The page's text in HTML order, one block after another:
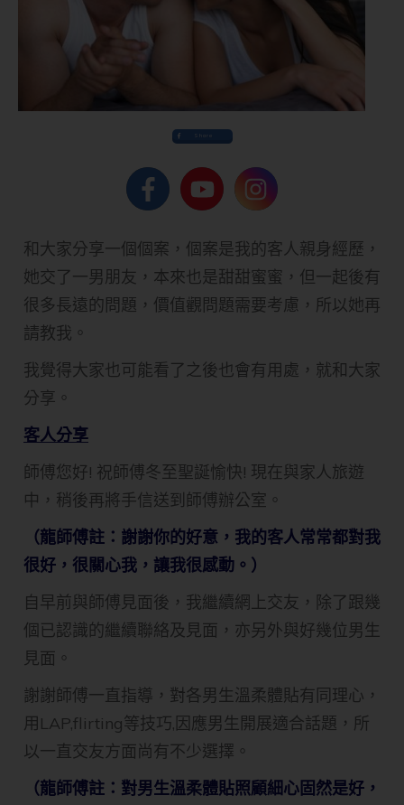
Share
和大家分享一個個案，個案是我的客人親身經歷，
她交了一男朋友，本來也是甜甜蜜蜜，但一起後有
很多長遠的問題，價值觀問題需要考慮，所以她再
請教我。
我覺得大家也可能看了之後也會有用處，就和大家
分享。
客人分享
​師傅您好! 祝師傅冬至聖誕愉快! 現在與家人旅遊
中，稍後再將手信送到師傅辦公室。
（龍師傅註：謝謝你的好意，我的客人常常都對我
很好，很關心我，讓我很感動。）
自早前與師傅見面後，我繼續網上交友，除了跟幾
個已認識的繼續聯絡及見面，亦另外與好幾位男生
見面。
謝謝師傅一直指導，對各男生溫柔體貼有同理心，
用LAP,flirting等技巧,因應男生開展適合話題，所
以一直交友方面尚有不少選擇。
（龍師傅註：對男生溫柔體貼照顧細心固然是好，